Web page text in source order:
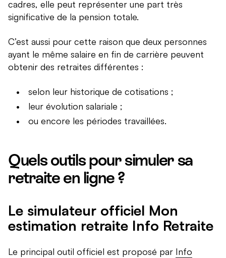
cadres, elle peut représenter une part très
significative de la pension totale.
C’est aussi pour cette raison que deux personnes
ayant le même salaire en fin de carrière peuvent
obtenir des retraites différentes :
selon leur historique de cotisations ;
leur évolution salariale ;
ou encore les périodes travaillées.
Quels outils pour simuler sa
retraite en ligne ?
Le simulateur officiel Mon
estimation retraite Info Retraite
Le principal outil officiel est proposé par Info